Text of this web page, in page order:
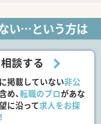
い…という方は
談する
掲載していない非公
め、転職のプロがあな
に沿って求人をお探